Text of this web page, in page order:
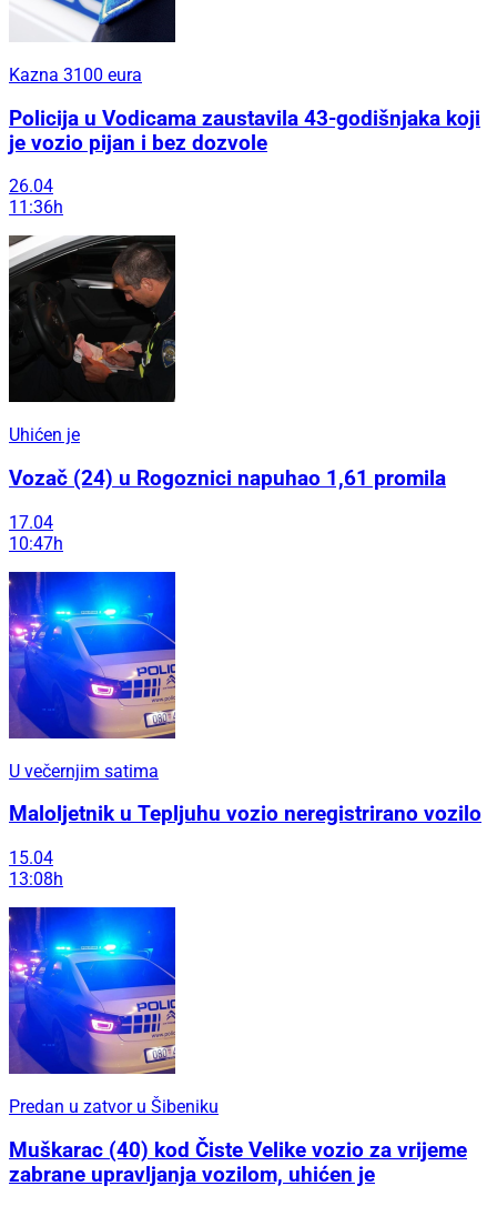
Kazna 3100 eura
Policija u Vodicama zaustavila 43-godišnjaka koji
je vozio pijan i bez dozvole
26.04
11:36h
Uhićen je
Vozač (24) u Rogoznici napuhao 1,61 promila
17.04
10:47h
U večernjim satima
Maloljetnik u Tepljuhu vozio neregistrirano vozilo
15.04
13:08h
Predan u zatvor u Šibeniku
Muškarac (40) kod Čiste Velike vozio za vrijeme
zabrane upravljanja vozilom, uhićen je